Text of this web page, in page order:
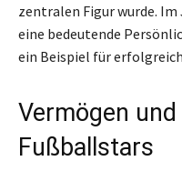
zentralen Figur wurde.
eine bedeutende
ein Beispiel für
Vermögen
Fußballstars